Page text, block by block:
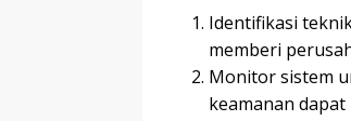
Identifikasi
memberi
Monitor sistem
keamanan